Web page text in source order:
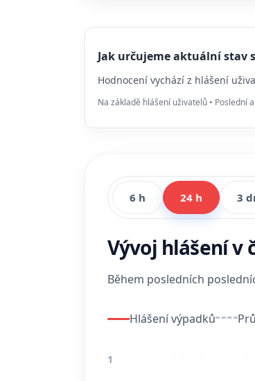
Jak určujeme aktuální stav
Hodnocení vychází z hlášení
Na základě hlášení uživatelů • Poslední
6 h 24 h 3
Vývoj hlášení v
Během posledních
Hlášení výpadků
1